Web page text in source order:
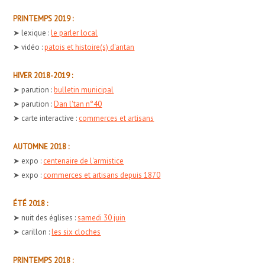
PRINTEMPS 2019 :
➤ lexique :le parler local
➤ vidéo :patois et histoire(s) d'antan
HIVER 2018-2019 :
➤ parution :bulletin municipal
➤ parution :Dan l'tan n°40
➤ carte interactive : commerces et artisans
AUTOMNE 2018 :
➤ expo : centenaire de l'armistice
➤ expo : commerces et artisans depuis 1870
ÉTÉ 2018 :
➤ nuit des églises :samedi 30 juin
➤ carillon :les six cloches
PRINTEMPS 2018 :